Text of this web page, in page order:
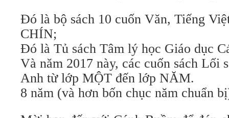
Đó là bộ sách 10 cuốn Văn, Tiếng
CHÍN;
Đó là Tủ sách Tâm lý học Giáo dục
Và năm 2017 này, các cuốn sách Lối
Anh từ lớp MỘT đến lớp NĂM.
8 năm (và hơn bốn chục năm chuẩn